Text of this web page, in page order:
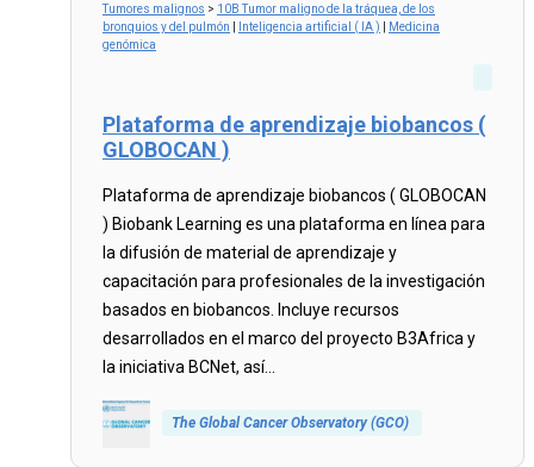
Tumores malignos > 10B Tumor maligno de la tráquea, de los
bronquios y del pulmón
Inteligencia artificial ( IA )
Medicina
genómica
Plataforma de aprendizaje biobancos (
GLOBOCAN )
Plataforma de aprendizaje biobancos ( GLOBOCAN
) Biobank Learning es una plataforma en línea para
la difusión de material de aprendizaje y
capacitación para profesionales de la investigación
basados ​​en biobancos. Incluye recursos
desarrollados en el marco del proyecto B3Africa y
la iniciativa BCNet, así...
The Global Cancer Observatory (GCO)